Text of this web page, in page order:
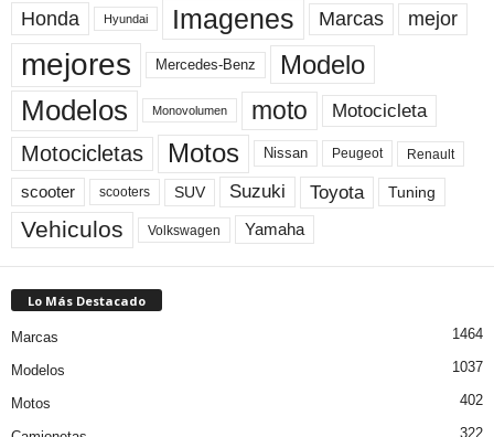
Honda Hyundai Imagenes Marcas mejor
mejores Mercedes-Benz Modelo
Modelos Monovolumen moto Motocicleta
Motocicletas Motos Nissan Peugeot Renault
scooter scooters SUV Suzuki Toyota Tuning
Vehiculos Volkswagen Yamaha
Lo Más Destacado
Marcas 1464
Modelos 1037
Motos 402
322